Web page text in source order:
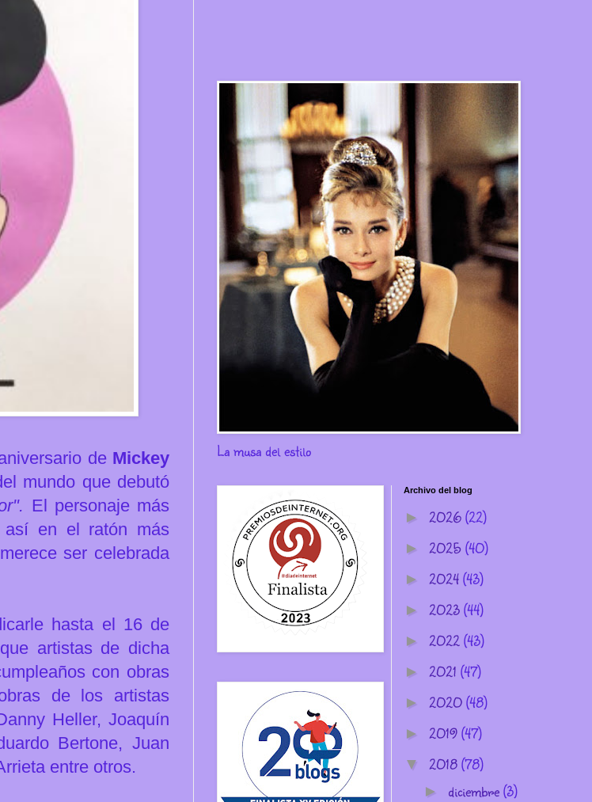
de Mickey
mundo que debutó
El personaje más
así en el ratón más
ser celebrada
hasta el 16 de
artistas de dicha
con obras
de los artistas
Heller, Joaquín
Bertone, Juan
entre otros.
La musa del estilo
Archivo del blog
► 2026(22)
► 2025(40)
► 2024(43)
► 2023(44)
► 2022(43)
► 2021 (47)
► 2020(48)
► 2019(47)
▼ 2018(78)
► diciembre(3)